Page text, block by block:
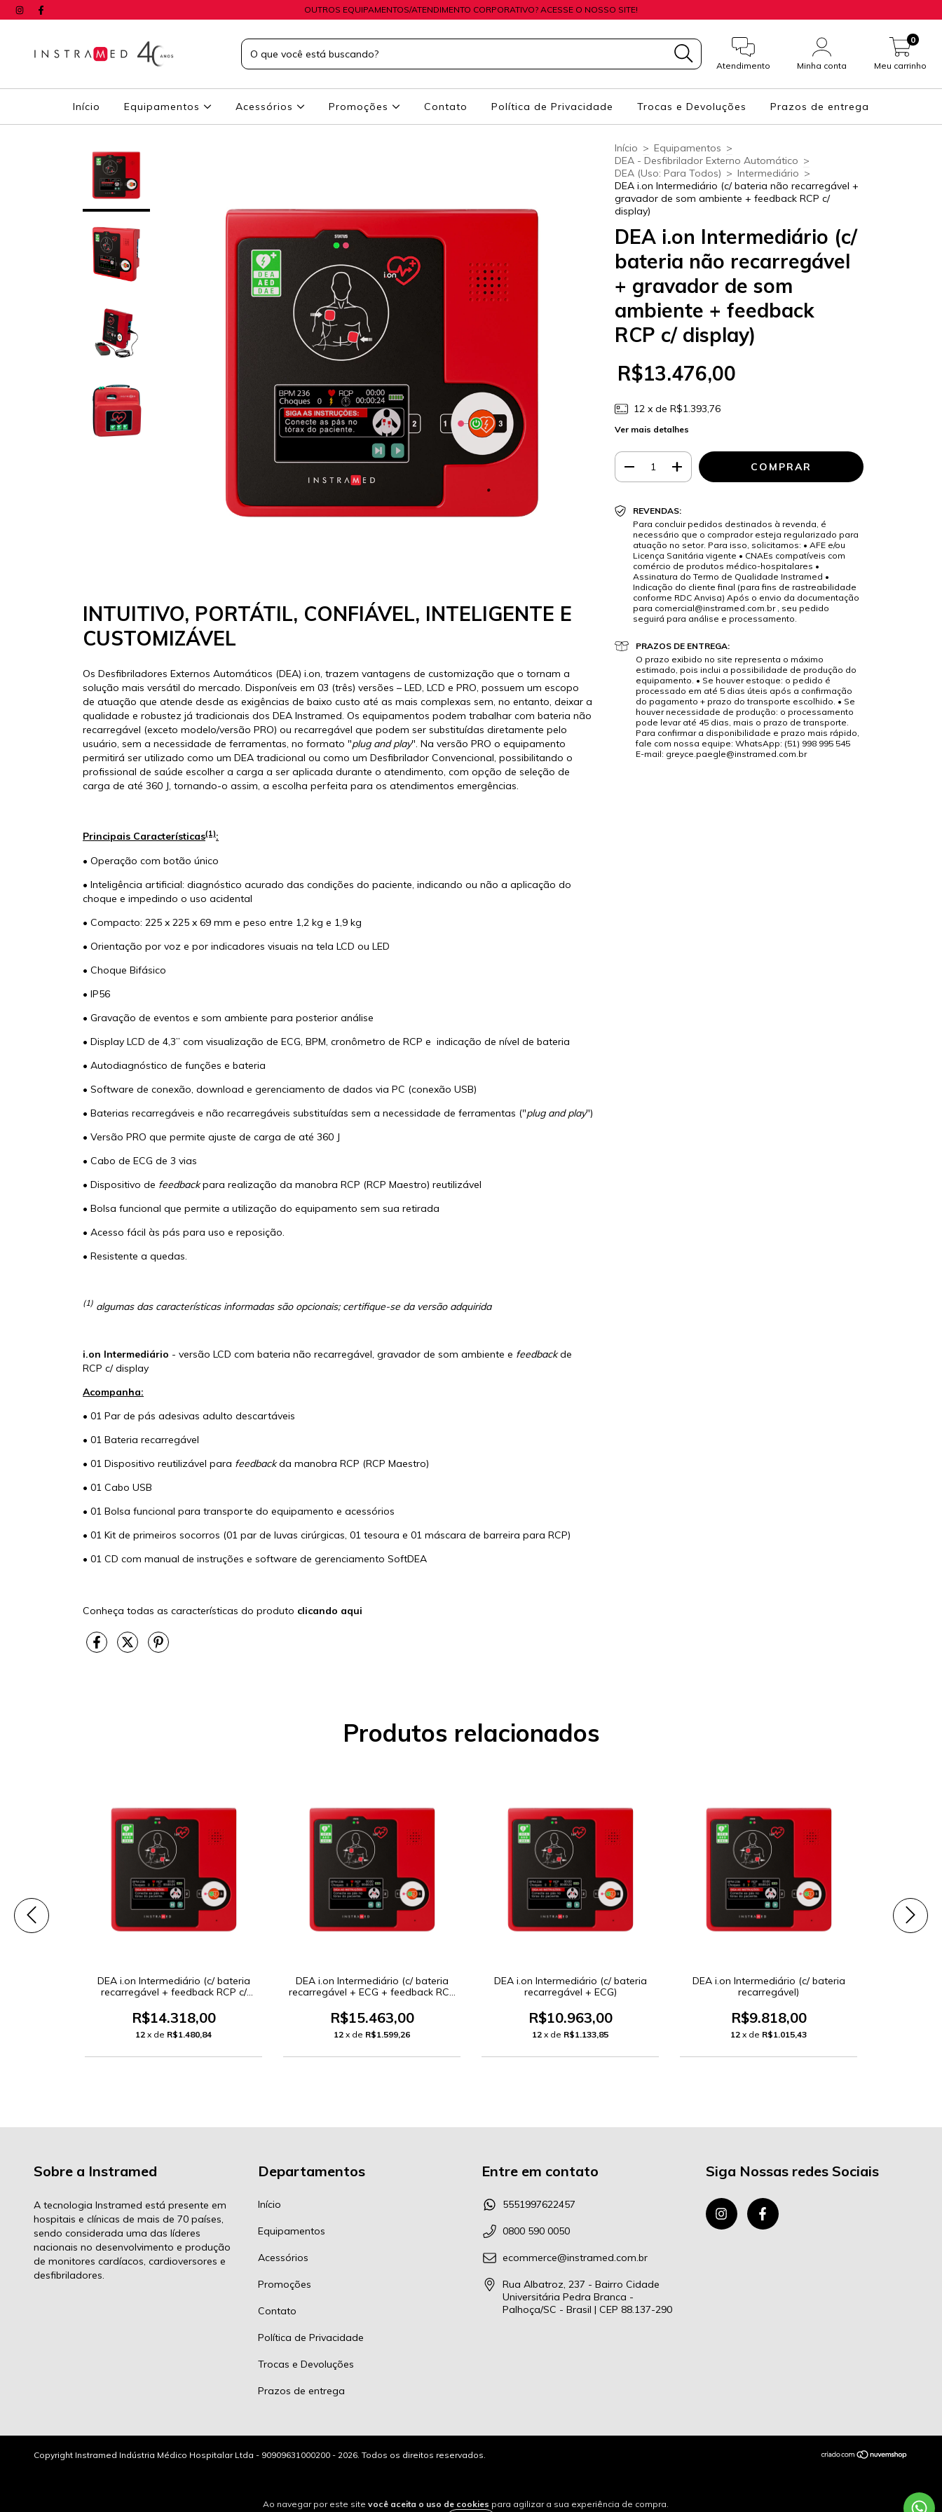
OUTROS EQUIPAMENTOS/ATENDIMENTO CORPORATIVO? ACESSE O NOSSO SITE!
Atendimento Minha conta Meu carrinho
0
Início Equipamentos Acessórios Promoções Contato Política de Privacidade Trocas e Devoluções Prazos de entrega
Ao navegar por este site você aceita o uso de cookies para agilizar a sua experiência de compra.
INTUITIVO, PORTÁTIL, CONFIÁVEL, INTELIGENTE E
CUSTOMIZÁVEL
Os Desfibriladores Externos Automáticos (DEA) i.on, trazem vantagens de customização que o tornam a
solução mais versátil do mercado. Disponíveis em 03 (três) versões – LED, LCD e PRO, possuem um escopo
de atuação que atende desde as exigências de baixo custo até as mais complexas sem, no entanto, deixar a
qualidade e robustez já tradicionais dos DEA Instramed. Os equipamentos podem trabalhar com bateria não
recarregável (exceto modelo/versão PRO) ou recarregável que podem ser substituídas diretamente pelo
usuário, sem a necessidade de ferramentas, no formato "plug and play". Na versão PRO o equipamento
permitirá ser utilizado como um DEA tradicional ou como um Desfibrilador Convencional, possibilitando o
profissional de saúde escolher a carga a ser aplicada durante o atendimento, com opção de seleção de
carga de até 360 J, tornando-o assim, a escolha perfeita para os atendimentos emergências.
Principais Características(1):
• Operação com botão único
• Inteligência artificial: diagnóstico acurado das condições do paciente, indicando ou não a aplicação do
choque e impedindo o uso acidental
• Compacto: 225 x 225 x 69 mm e peso entre 1,2 kg e 1,9 kg
• Orientação por voz e por indicadores visuais na tela LCD ou LED
• Choque Bifásico
• IP56
• Gravação de eventos e som ambiente para posterior análise
• Display LCD de 4,3” com visualização de ECG, BPM, cronômetro de RCP e indicação de nível de bateria
• Autodiagnóstico de funções e bateria
• Software de conexão, download e gerenciamento de dados via PC (conexão USB)
• Baterias recarregáveis e não recarregáveis substituídas sem a necessidade de ferramentas ("plug and play")
• Versão PRO que permite ajuste de carga de até 360 J
• Cabo de ECG de 3 vias
• Dispositivo de feedbackpara realização da manobra RCP (RCP Maestro) reutilizável
• Bolsa funcional que permite a utilização do equipamento sem sua retirada
• Acesso fácil às pás para uso e reposição.
• Resistente a quedas.
(1) algumas das características informadas são opcionais; certifique-se da versão adquirida
i.on Intermediário - versão LCD com bateria não recarregável, gravador de som ambiente e feedbackde
RCP c/ display
Acompanha:
• 01 Par de pás adesivas adulto descartáveis
• 01 Bateria recarregável
• 01 Dispositivo reutilizável para feedbackda manobra RCP (RCP Maestro)
• 01 Cabo USB
• 01 Bolsa funcional para transporte do equipamento e acessórios
• 01 Kit de primeiros socorros (01 par de luvas cirúrgicas, 01 tesoura e 01 máscara de barreira para RCP)
• 01 CD com manual de instruções e software de gerenciamento SoftDEA
Conheça todas as características do produto clicando aqui
Início > Equipamentos >
DEA - Desfibrilador Externo Automático >
DEA (Uso: Para Todos) > Intermediário >
DEA i.on Intermediário (c/ bateria não recarregável +
gravador de som ambiente + feedback RCP c/
display)
DEA i.on Intermediário (c/
bateria não recarregável
+ gravador de som
ambiente + feedback
RCP c/ display)
R$13.476,00
12 x de R$1.393,76
Ver mais detalhes
REVENDAS:
Para concluir pedidos destinados à revenda, é
necessário que o comprador esteja regularizado para
atuação no setor. Para isso, solicitamos: • AFE e/ou
Licença Sanitária vigente • CNAEs compatíveis com
comércio de produtos médico-hospitalares •
Assinatura do Termo de Qualidade Instramed •
Indicação do cliente final (para fins de rastreabilidade
conforme RDC Anvisa) Após o envio da documentação
para comercial@instramed.com.br, seu pedido
seguirá para análise e processamento.
PRAZOS DE ENTREGA:
O prazo exibido no site representa o máximo
estimado, pois inclui a possibilidade de produção do
equipamento. • Se houver estoque: o pedido é
processado em até 5 dias úteis após a confirmação
do pagamento + prazo do transporte escolhido. • Se
houver necessidade de produção: o processamento
pode levar até 45 dias, mais o prazo de transporte.
Para confirmar a disponibilidade e prazo mais rápido,
fale com nossa equipe: WhatsApp: (51) 998 995 545
E-mail: greyce.paegle@instramed.com.br
Produtos relacionados
DEA i.on Intermediário (c/ bateria
recarregável + feedback RCP c/
R$14.318,00
12 x de R$1.480,84
DEA i.on Intermediário (c/ bateria
recarregável + ECG + feedback RCP
R$15.463,00
12 x de R$1.599,26
DEA i.on Intermediário (c/ bateria
recarregável + ECG)
R$10.963,00
12 x de R$1.133,85
DEA i.on Intermediário (c/ bateria
recarregável)
R$9.818,00
12 x de R$1.015,43
Sobre a Instramed
A tecnologia Instramed está presente em
hospitais e clínicas de mais de 70 países,
sendo considerada uma das líderes
nacionais no desenvolvimento e produção
de monitores cardíacos, cardioversores e
desfibriladores.
Departamentos
Início
Equipamentos
Acessórios
Promoções
Contato
Política de Privacidade
Trocas e Devoluções
Prazos de entrega
Entre em contato
5551997622457
0800 590 0050
ecommerce@instramed.com.br
Rua Albatroz, 237 - Bairro Cidade
Universitária Pedra Branca -
Palhoça/SC - Brasil | CEP 88.137-290
Siga Nossas redes Sociais
Copyright Instramed Indústria Médico Hospitalar Ltda - 90909631000200 - 2026. Todos os direitos reservados.